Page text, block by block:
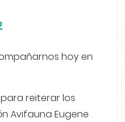
hoy en
reiterar los
Avifauna Eugene